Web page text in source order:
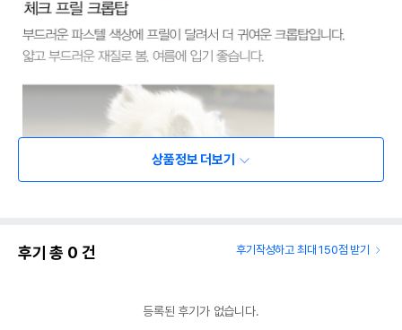
상품정보 더보기
후기 총 0 건 후기작성하고 최대 150점 받기
등록된 후기가 없습니다.